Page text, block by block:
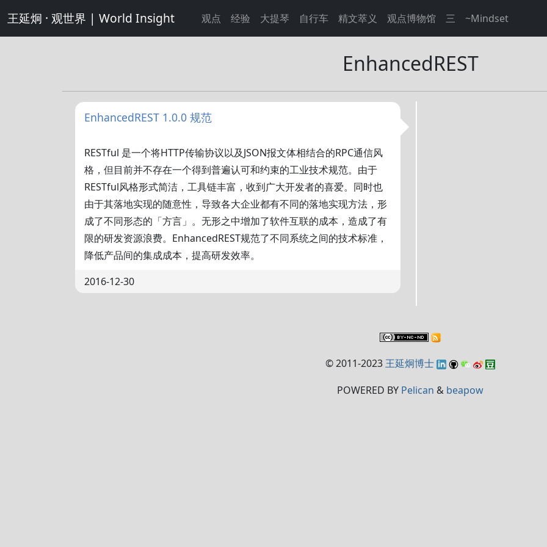
王延炯 · 观世界 | World Insight 观点 经验 大提琴 自行车 精文萃义 观点博物馆 三 ~Mindset
EnhancedREST
EnhancedREST 1.0.0 规范
RESTful 是一个将HTTP传输协议以及JSON报文体相结合的RPC通信风
格，但目前并不存在一个得到普遍认可和约束的工业技术规范。由于
RESTful风格形式简洁，工具链丰富，收到广大开发者的喜爱。同时也
由于其落地实现的随意性，导致各大企业都有不同的落地实现方法，形
成了不同形态的「方言」。无形之中增加了软件互联的成本，造成了有
限的研发资源浪费。EnhancedREST规范了不同系统之间的技术标准，
降低产品间的集成成本，提高研发效率。
2016-12-30
© 2011-2023 王延炯博士
POWERED BY Pelican & beapow